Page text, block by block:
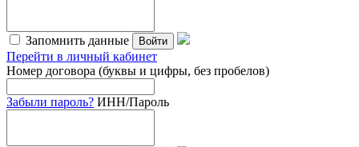
Запомнить данные Войти
Перейти в личный кабинет
Номер договора (буквы и цифры, без пробелов)
Забыли пароль? ИНН/Пароль